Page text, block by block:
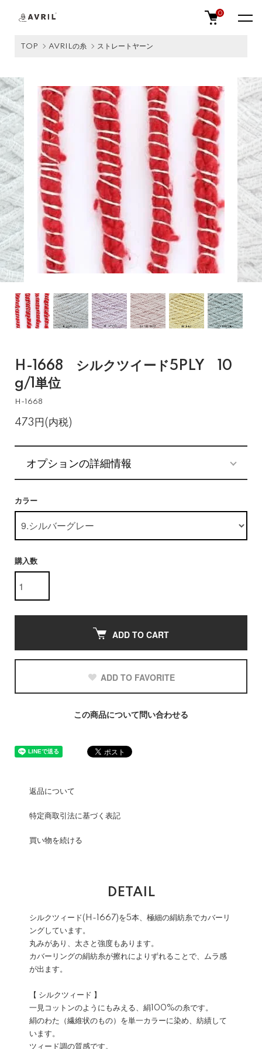
0
TOP AVRILの糸 ストレートヤーン
H-1668 シルクツイード5PLY 10
g/1単位
H-1668
473円(内税)
オプションの詳細情報
カラー
購入数
ADD TO CART
ADD TO FAVORITE
この商品について問い合わせる
返品について
特定商取引法に基づく表記
買い物を続ける
DETAIL
シルクツィード(H-1667)を5本、極細の絹紡糸でカバーリ
ングしています。
丸みがあり、太さと強度もあります。
カバーリングの絹紡糸が擦れによりずれることで、ムラ感
が出ます。
【 シルクツィード 】
一見コットンのようにもみえる、絹100%の糸です。
絹のわた（繊維状のもの）を単一カラーに染め、紡績して
います。
ツィード調の質感です。